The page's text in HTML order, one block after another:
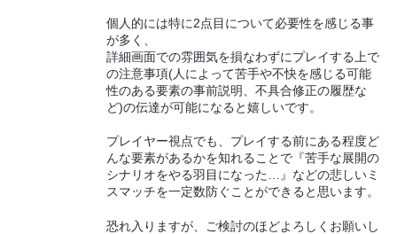
個人的には特に2点目について必要性を感じる事
が多く、
詳細画面での雰囲気を損なわずにプレイする上で
の注意事項(人によって苦手や不快を感じる可能
性のある要素の事前説明、不具合修正の履歴な
ど)の伝達が可能になると嬉しいです。
プレイヤー視点でも、プレイする前にある程度ど
んな要素があるかを知れることで『苦手な展開の
シナリオをやる羽目になった…』などの悲しいミ
スマッチを一定数防ぐことができると思います。
恐れ入りますが、ご検討のほどよろしくお願いし